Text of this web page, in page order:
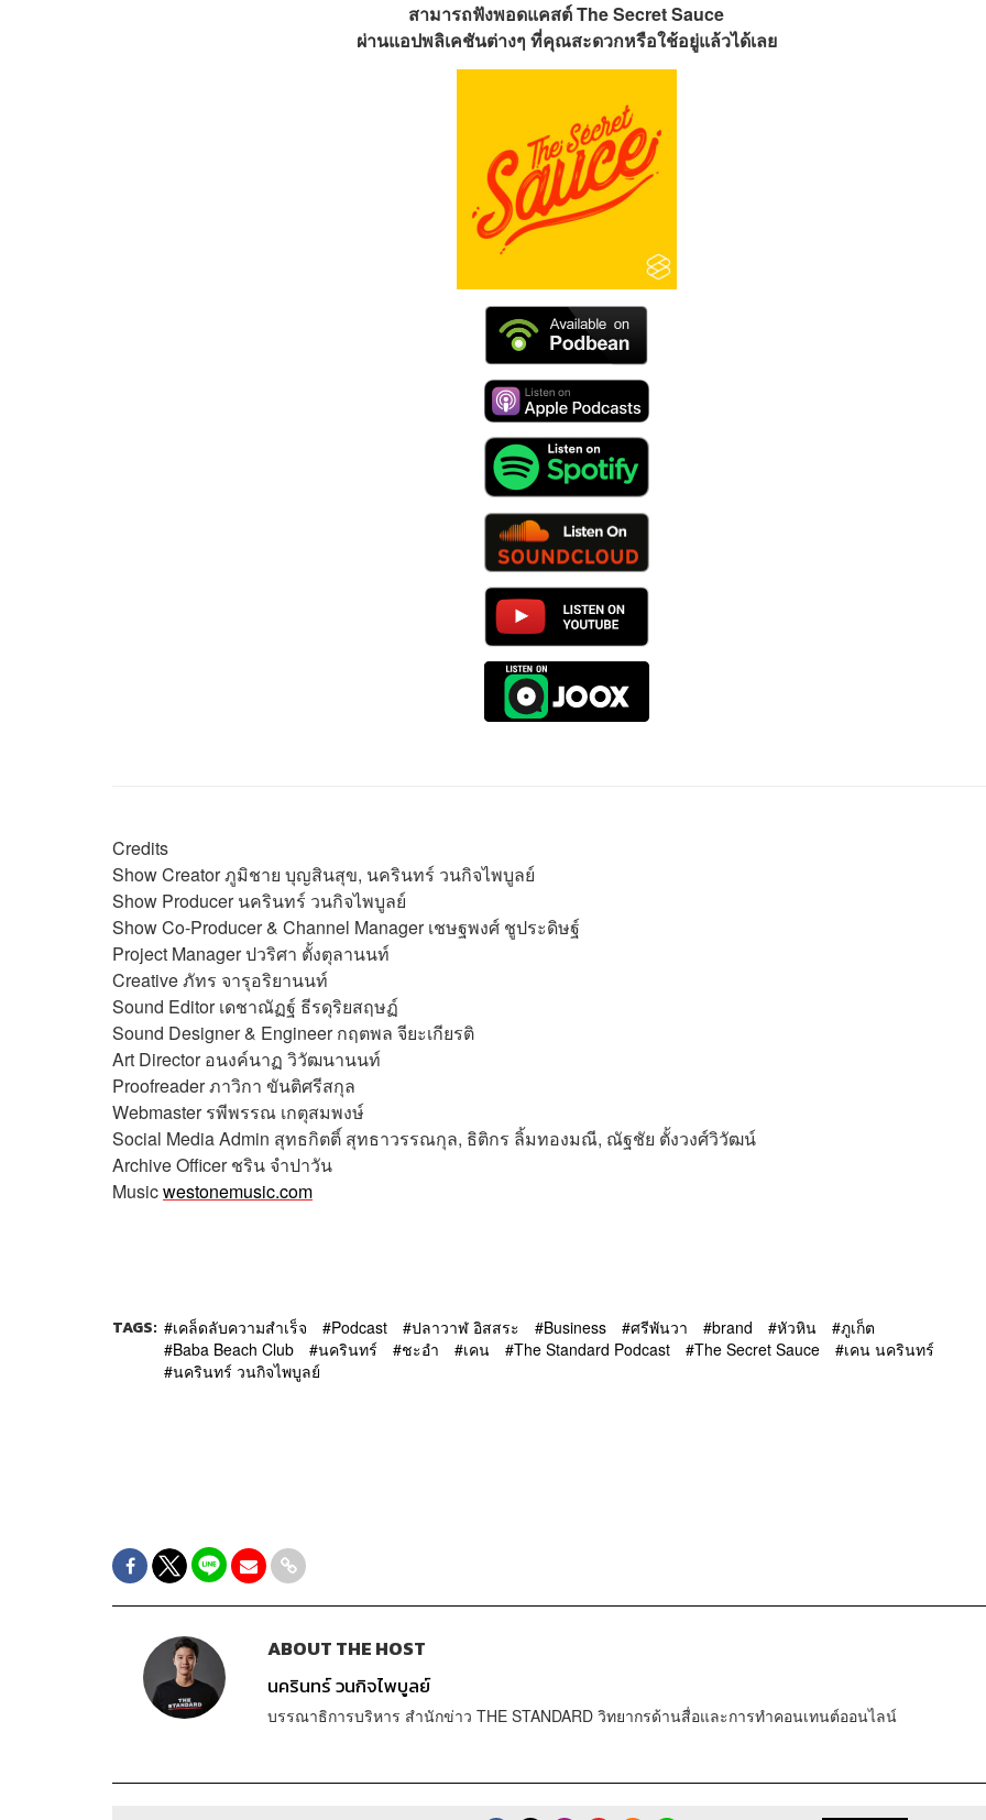
สามารถฟังพอดแคสต์ The Secret Sauce
ผ่านแอปพลิเคชันต่างๆ ที่คุณสะดวกหรือใช้อยู่แล้วได้เลย
Credits
Show Creator ภูมิชาย บุญสินสุข, นครินทร์ วนกิจไพบูลย์
Show Producer นครินทร์ วนกิจไพบูลย์
Show Co-Producer & Channel Manager เชษฐพงศ์ ชูประดิษฐ์
Project Manager ปวริศา ตั้งตุลานนท์
Creative ภัทร จารุอริยานนท์
Sound Editorเดชาณัฏฐ์ ธีรดุริยสฤษฏ์
Sound Designer & Engineer กฤตพล จียะเกียรติ
Art Director อนงค์นาฏ วิวัฒนานนท์
Proofreader ภาวิกา ขันติศรีสกุล
Webmaster รพีพรรณ เกตุสมพงษ์
Social Media Admin สุทธกิตติ์​ สุทธาวรรณกุล, ธิติกร ลิ้มทองมณี, ณัฐชัย ตั้งวงศ์วิวัฒน์
Archive Officer ชริน จำปาวัน
Musicwestonemusic.com
TAGS: เคล็ดลับความสำเร็จ Podcast ปลาวาฬ อิสสระ Business ศรีพันวา brand หัวหิน
ภูเก็ต
Baba Beach Club
นครินทร์ ชะอำ เคน The Standard Podcast The Secret Sauce
เคน นครินทร์
นครินทร์ วนกิจไพบูลย์
ABOUT THE HOST
นครินทร์ วนกิจไพบูลย์
บรรณาธิการบริหาร สำนักข่าว THE STANDARD วิทยากรด้านสื่อและการทำคอนเทนต์ออนไลน์